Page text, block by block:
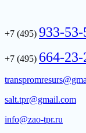
content
+7 (495) 933-53-
+7 (495) 664-23-
salt.tpr@gmail.com
info@zao-tpr.ru